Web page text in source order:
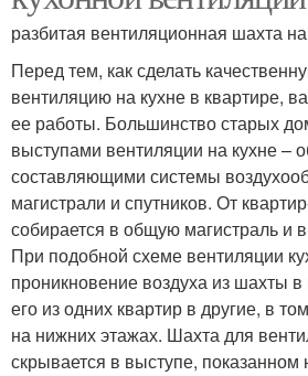
разбитая вентиляционная шахта
Перед тем, как сделать
вентиляцию на кухне в квартире,
ее работы. Большинство старых
выступами вентиляции на кухне –
составляющими системы
магистрали и спутников. От
собирается в общую магистраль и
При подобной схеме вентиляции
проникновение воздуха из шахты
его из одних квартир в другие, в
на нижних этажах. Шахта для
скрывается в выступе,